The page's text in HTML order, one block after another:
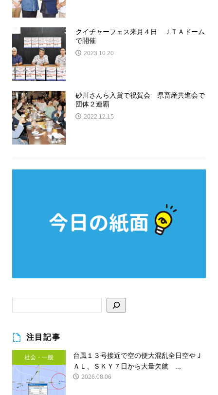
クイチャーフェス来月４日 ＪＴＡドーム
で開催
2023.10.20
砂川さんら入賞で祝賀会 県畜産共進会で
団体２連覇
2022.12.15
注目記事
社会・一般
台風１３号接近で空の便大混乱全日空やＪ
ＡＬ、ＳＫＹ７日から大量欠航 ...
2026.08.06